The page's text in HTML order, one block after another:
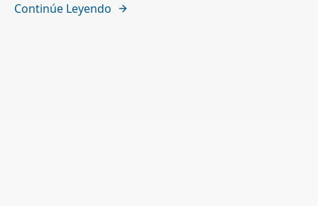
Continúe Leyendo